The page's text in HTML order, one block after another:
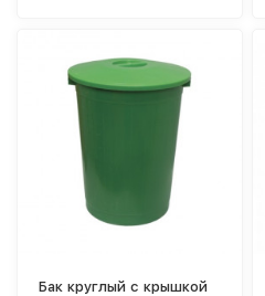
Бак круглый с крышкой